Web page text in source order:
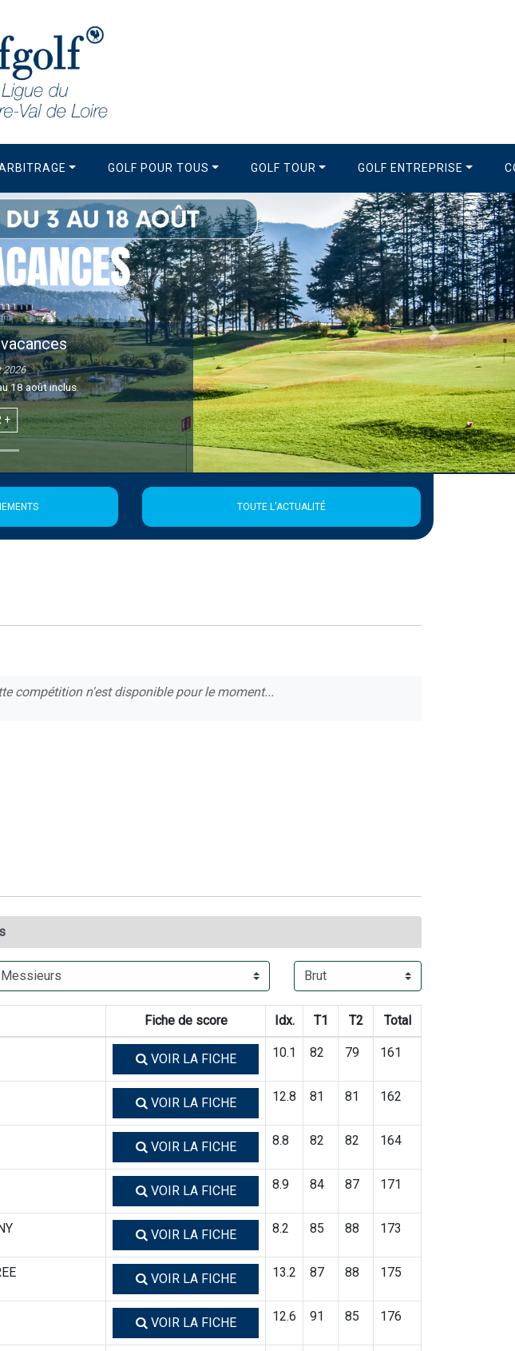
GOLF POUR TOUS GOLF TOUR GOLF ENTREPRISE
la Ligue
2026
Newsletter de la Ligue
+
Suivant
TOUTE L'ACTUALITÉ
compétition n'est disponible pour le moment...
Fiche de score Idx. T1 T2 Total
VOIR LA FICHE 10.1 82 79 161
VOIR LA FICHE 12.8 81 81 162
VOIR LA FICHE 8.8 82 82 164
VOIR LA FICHE 8.9 84 87 171
VOIR LA FICHE 8.2 85 88 173
VOIR LA FICHE 13.2 87 88 175
VOIR LA FICHE 12.6 91 85 176